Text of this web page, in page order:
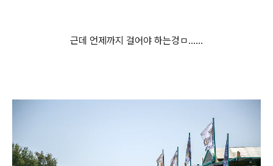
근데 언제까지 걸어야 하는겅ㅁ......